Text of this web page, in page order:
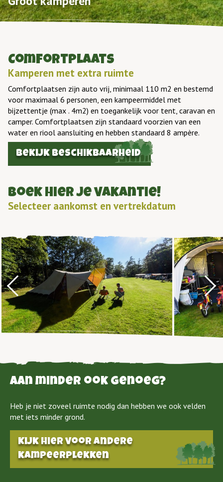
Comfortplaats
Kamperen met extra ruimte
Comfortplaatsen zijn auto vrij, minimaal 110 m2 en bestemd
voor maximaal 6 personen, een kampeermiddel met
bijzettentje (max . 4m2) en toegankelijk voor tent, caravan en
camper. Comfortplaatsen zijn standaard voorzien van een
water en riool aansluiting en hebben standaard 8 ampère.
Bekijk beschikbaarheid
Boek hier je vakantie!
Selecteer aankomst en vertrekdatum
Aan minder ook genoeg?
Heb je niet zoveel ruimte nodig dan hebben we ook velden
met iets minder grond.
Kijk hier voor andere
kampeerplekken